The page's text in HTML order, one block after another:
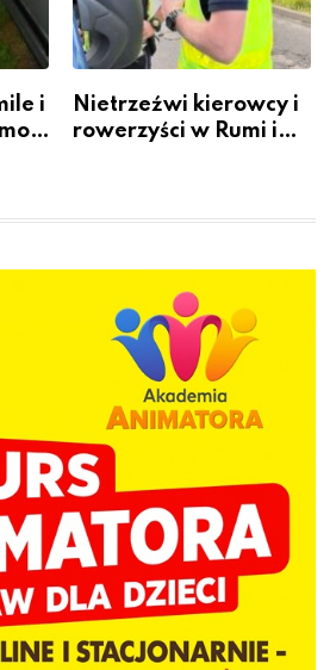
i
w
Nietrzeźwi kierowcy i
rowerzyści w Rumi i